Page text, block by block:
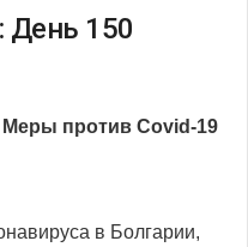
День 150
против Covid-19
в Болгарии,